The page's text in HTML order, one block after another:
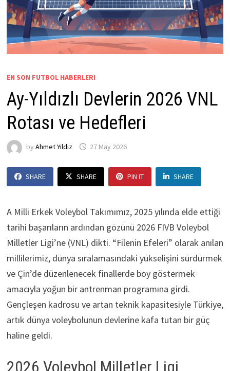
EN SON FUTBOL HABERLERI
Ay-Yıldızlı Devlerin 2026 VNL
Rotası ve Hedefleri
by Ahmet Yıldız 27 May 2026
SHARE SHARE PIN IT SHARE
A Milli Erkek Voleybol Takımımız, 2025 yılında elde ettiği
tarihi başarıların ardından gözünü 2026 FIVB Voleybol
Milletler Ligi’ne (VNL) dikti. “Filenin Efeleri” olarak anılan
millilerimiz, dünya sıralamasındaki yükselişini sürdürmek
ve Çin’de düzenlenecek finallerde boy göstermek
amacıyla yoğun bir antrenman programına girdi.
Gençleşen kadrosu ve artan teknik kapasitesiyle Türkiye,
artık dünya voleybolunun devlerine kafa tutan bir güç
haline geldi.
2026 Voleybol Milletler Ligi